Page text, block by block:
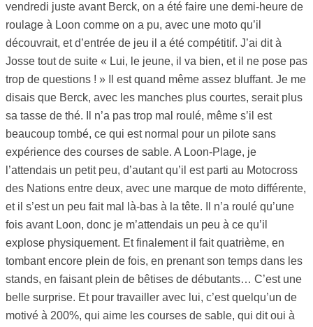
vendredi juste avant Berck, on a été faire une demi-heure de
roulage à Loon comme on a pu, avec une moto qu’il
découvrait, et d’entrée de jeu il a été compétitif. J’ai dit à
Josse tout de suite « Lui, le jeune, il va bien, et il ne pose pas
trop de questions ! » Il est quand même assez bluffant. Je me
disais que Berck, avec les manches plus courtes, serait plus
sa tasse de thé. Il n’a pas trop mal roulé, même s’il est
beaucoup tombé, ce qui est normal pour un pilote sans
expérience des courses de sable. A Loon-Plage, je
l’attendais un petit peu, d’autant qu’il est parti au Motocross
des Nations entre deux, avec une marque de moto différente,
et il s’est un peu fait mal là-bas à la tête. Il n’a roulé qu’une
fois avant Loon, donc je m’attendais un peu à ce qu’il
explose physiquement. Et finalement il fait quatrième, en
tombant encore plein de fois, en prenant son temps dans les
stands, en faisant plein de bêtises de débutants… C’est une
belle surprise. Et pour travailler avec lui, c’est quelqu’un de
motivé à 200%, qui aime les courses de sable, qui dit oui à